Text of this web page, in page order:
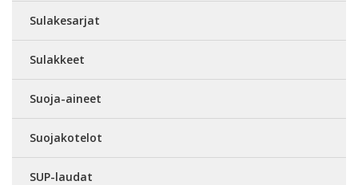
Sulakesarjat
Sulakkeet
Suoja-aineet
Suojakotelot
SUP-laudat